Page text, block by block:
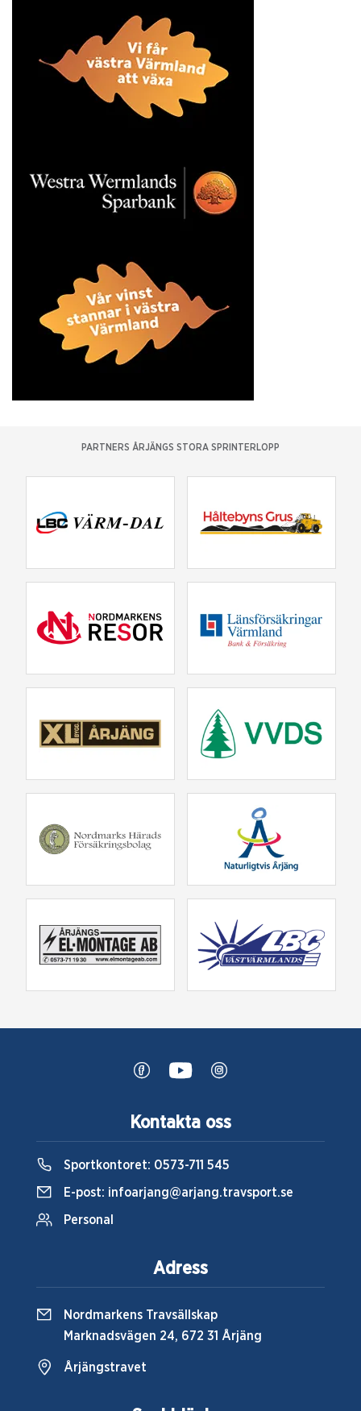
PARTNERS ÅRJÄNGS STORA SPRINTERLOPP
Kontakta oss
Sportkontoret: 0573-711 545
E-post: infoarjang@arjang.travsport.se
Personal
Adress
Nordmarkens Travsällskap
Marknadsvägen 24, 672 31 Årjäng
Årjängstravet